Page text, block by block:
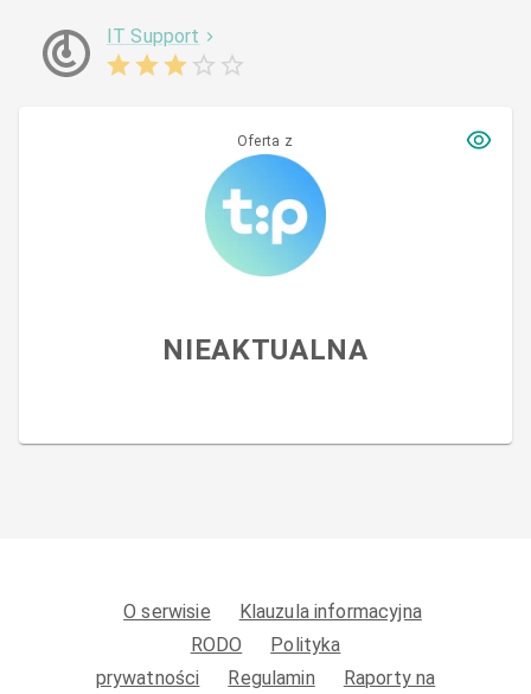
IT Support
Oferta z
NIEAKTUALNA
O serwisie
Klauzula informacyjna
RODO
Polityka
prywatności
Regulamin Raporty na